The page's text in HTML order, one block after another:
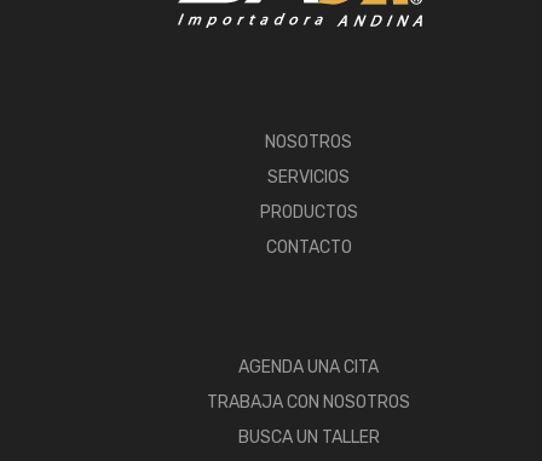
NOSOTROS
SERVICIOS
PRODUCTOS
CONTACTO
AGENDA UNA CITA
TRABAJA CON NOSOTROS
BUSCA UN TALLER